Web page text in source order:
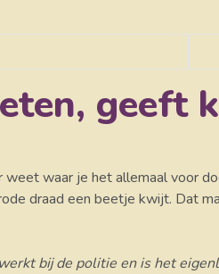
geeft
waar je het allemaal voor
draad een beetje kwijt. Dat
bij de politie en is het